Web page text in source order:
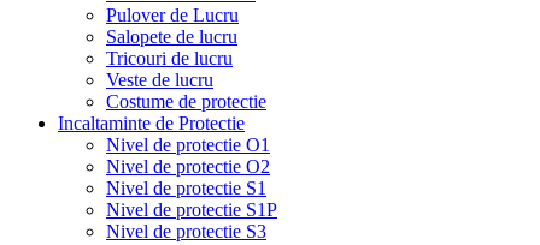
Pulover de Lucru
Salopete de lucru
Tricouri de lucru
Veste de lucru
Costume de protectie
Incaltaminte de Protectie
Nivel de protectie O1
Nivel de protectie O2
Nivel de protectie S1
Nivel de protectie S1P
Nivel de protectie S3